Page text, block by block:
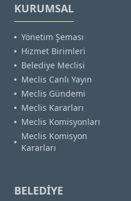
KURUMSAL
Yönetim Şeması
Hizmet Birimleri
Belediye Meclisi
Meclis Canlı Yayın
Meclis Gündemi
Meclis Kararları
Meclis Komisyonları
Meclis Komisyon
Kararları
BELEDİYE